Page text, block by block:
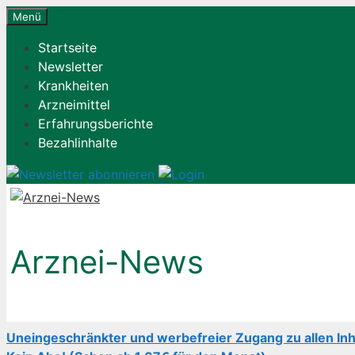
Zum
springen
Menü
Startseite
Newsletter
Krankheiten
Arzneimittel
Erfahrungsberichte
Bezahlinhalte
Arznei-News
Uneingeschränkter und werbefreier Zugang zu allen